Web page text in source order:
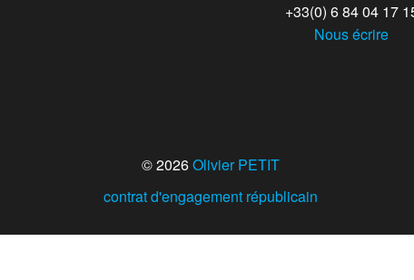
+33(0) 6 84 04 17
Nous écrire
© 2026Olivier PETIT
contrat d'engagement républicain